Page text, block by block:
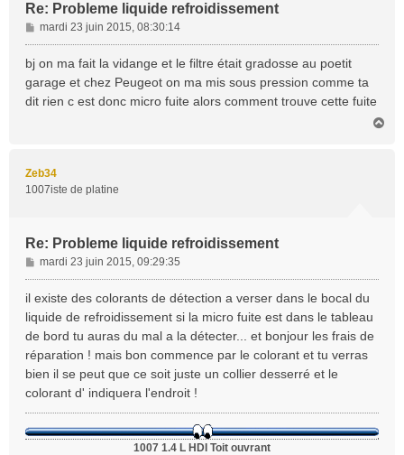
Re: Probleme liquide refroidissement
M
e
s
g
mardi 23 juin 2015, 08:30:14
bj on ma fait la vidange et le filtre était gradosse au poetit
garage et chez Peugeot on ma mis sous pression comme ta
dit rien c est donc micro fuite alors comment trouve cette fuite
Zeb34
1007iste de platine
Re: Probleme liquide refroidissement
M
e
s
a
g
e
mardi 23 juin 2015, 09:29:35
il existe des colorants de détection a verser dans le bocal du
liquide de refroidissement si la micro fuite est dans le tableau
de bord tu auras du mal a la détecter... et bonjour les frais de
réparation ! mais bon commence par le colorant et tu verras
bien il se peut que ce soit juste un collier desserré et le
colorant d' indiquera l'endroit !
1007 1.4 L HDI Toit ouvrant